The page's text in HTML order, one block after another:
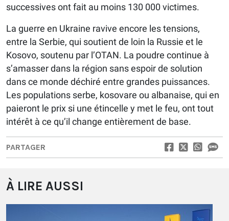
successives ont fait au moins 130 000 victimes.
La guerre en Ukraine ravive encore les tensions,
entre la Serbie, qui soutient de loin la Russie et le
Kosovo, soutenu par l’OTAN. La poudre continue à
s’amasser dans la région sans espoir de solution
dans ce monde déchiré entre grandes puissances.
Les populations serbe, kosovare ou albanaise, qui en
paieront le prix si une étincelle y met le feu, ont tout
intérêt à ce qu’il change entièrement de base.
PARTAGER
À LIRE AUSSI